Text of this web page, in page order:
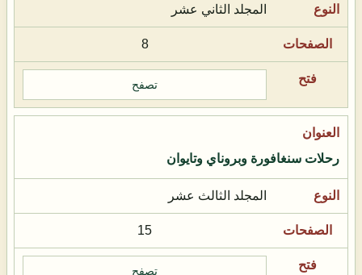
المجلد الثاني عشر
8
تصفح
رحلات سنغافورة وبروناي وتايوان
المجلد الثالث عشر
15
تصفح